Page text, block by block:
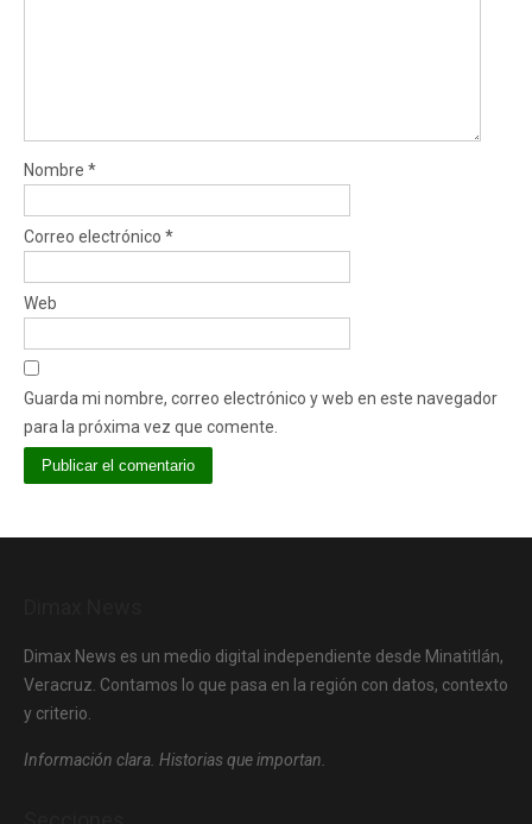
Nombre *
Correo electrónico *
Web
Guarda mi nombre, correo electrónico y web en este navegador
para la próxima vez que comente.
Dimax News es un medio digital independiente desde Minatitlán,
Veracruz. Contamos lo que pasa en la región con datos, contexto
y criterio.
Información clara. Historias que importan.